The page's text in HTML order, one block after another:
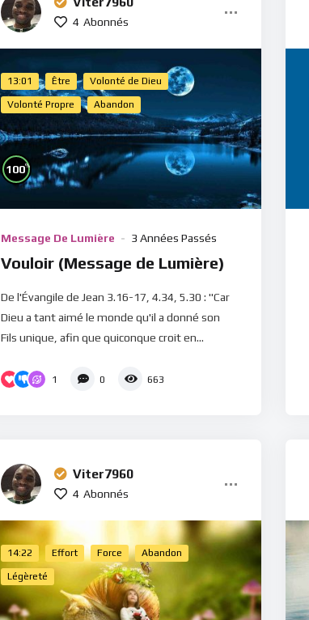
4 Abonnés
13:01 Être Volonté de Dieu
Volonté Propre Abandon
100%
Message De Lumière 3 Années Passés
Vouloir (Message de Lumière)
De l'Évangile de Jean 3.16-17, 4.34, 5.30 : "Car
Dieu a tant aimé le monde qu'il a donné son
Fils unique, afin que quiconque croit en...
1 0 663
Viter7960
4 Abonnés
14:22 Effort Force Abandon
Légèreté